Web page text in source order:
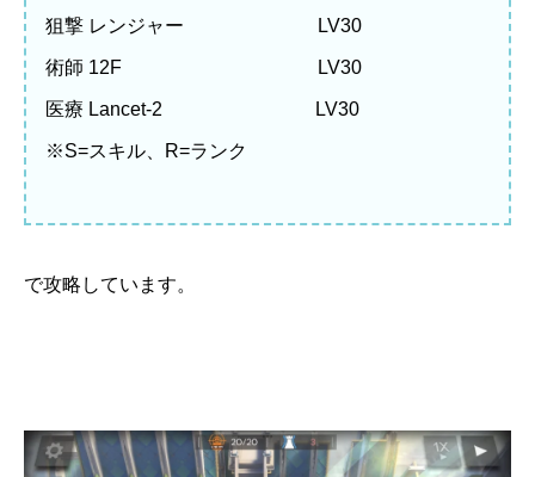
狙撃 レンジャー LV30
術師 12F LV30
医療 Lancet-2 LV30
※S=スキル、R=ランク
で攻略しています。